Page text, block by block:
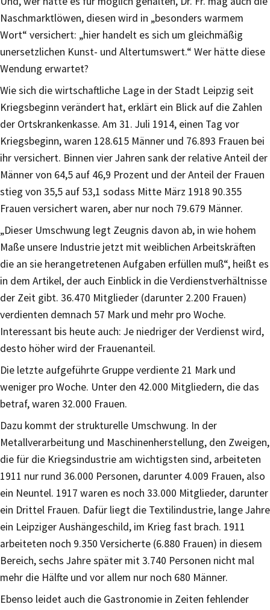
Naschmarktlöwen, diesen wird in „besonders warmem
Wort“ versichert: „hier handelt es sich um gleichmäßig
unersetzlichen Kunst- und Altertumswert.“ Wer hätte diese
Wendung erwartet?
Wie sich die wirtschaftliche Lage in der Stadt Leipzig seit
Kriegsbeginn verändert hat, erklärt ein Blick auf die Zahlen
der Ortskrankenkasse. Am 31. Juli 1914, einen Tag vor
Kriegsbeginn, waren 128.615 Männer und 76.893 Frauen bei
ihr versichert. Binnen vier Jahren sank der relative Anteil der
Männer von 64,5 auf 46,9 Prozent und der Anteil der Frauen
stieg von 35,5 auf 53,1 sodass Mitte März 1918 90.355
Frauen versichert waren, aber nur noch 79.679 Männer.
„Dieser Umschwung legt Zeugnis davon ab, in wie hohem
Maße unsere Industrie jetzt mit weiblichen Arbeitskräften
die an sie herangetretenen Aufgaben erfüllen muß“, heißt es
in dem Artikel, der auch Einblick in die Verdienstverhältnisse
der Zeit gibt. 36.470 Mitglieder (darunter 2.200 Frauen)
verdienten demnach 57 Mark und mehr pro Woche.
Interessant bis heute auch: Je niedriger der Verdienst wird,
desto höher wird der Frauenanteil.
Die letzte aufgeführte Gruppe verdiente 21 Mark und
weniger pro Woche. Unter den 42.000 Mitgliedern, die das
betraf, waren 32.000 Frauen.
Dazu kommt der strukturelle Umschwung. In der
Metallverarbeitung und Maschinenherstellung, den Zweigen,
die für die Kriegsindustrie am wichtigsten sind, arbeiteten
1911 nur rund 36.000 Personen, darunter 4.009 Frauen, also
ein Neuntel. 1917 waren es noch 33.000 Mitglieder, darunter
ein Drittel Frauen. Dafür liegt die Textilindustrie, lange Jahre
ein Leipziger Aushängeschild, im Krieg fast brach. 1911
arbeiteten noch 9.350 Versicherte (6.880 Frauen) in diesem
Bereich, sechs Jahre später mit 3.740 Personen nicht mal
mehr die Hälfte und vor allem nur noch 680 Männer.
Ebenso leidet auch die Gastronomie in Zeiten fehlender